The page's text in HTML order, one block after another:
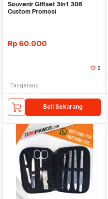
Souvenir Giftset 3in1 306
Custom Promosi
Rp 60.000
0
Tangerang
Beli Sekarang